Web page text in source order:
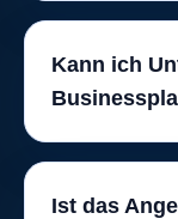
Kann ich
Ist das